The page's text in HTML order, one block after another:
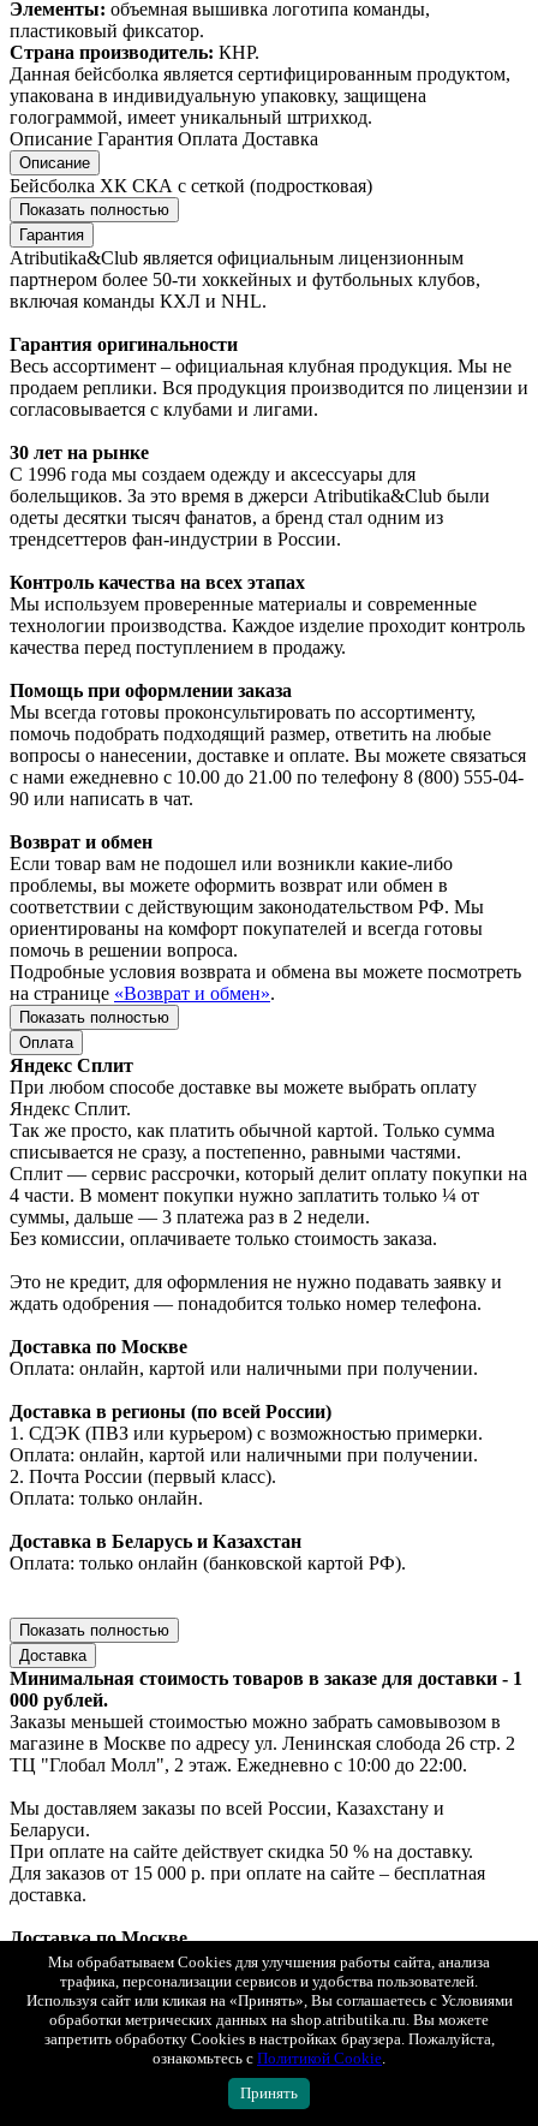
Элементы: объемная вышивка логотипа команды,
пластиковый фиксатор.
Страна производитель: КНР.
Данная бейсболка является сертифицированным продуктом,
упакована в индивидуальную упаковку, защищена
голограммой, имеет уникальный штрихкод.
Описание Гарантия Оплата Доставка
Описание
Бейсболка ХК СКА с сеткой (подростковая)
Показать полностью
Гарантия
Atributika&Club является официальным лицензионным
партнером более 50-ти хоккейных и футбольных клубов,
включая команды КХЛ и NHL.
Гарантия оригинальности
Весь ассортимент – официальная клубная продукция. Мы не
продаем реплики. Вся продукция производится по лицензии и
согласовывается с клубами и лигами.
30 лет на рынке
С 1996 года мы создаем одежду и аксессуары для
болельщиков. За это время в джерси Atributika&Club были
одеты десятки тысяч фанатов, а бренд стал одним из
трендсеттеров фан-индустрии в России.
Контроль качества на всех этапах
Мы используем проверенные материалы и современные
технологии производства. Каждое изделие проходит контроль
качества перед поступлением в продажу.
Помощь при оформлении заказа
Мы всегда готовы проконсультировать по ассортименту,
помочь подобрать подходящий размер, ответить на любые
вопросы о нанесении, доставке и оплате. Вы можете связаться
с нами ежедневно с 10.00 до 21.00 по телефону 8 (800) 555-04-
90 или написать в чат.
Возврат и обмен
Если товар вам не подошел или возникли какие-либо
проблемы, вы можете оформить возврат или обмен в
соответствии с действующим законодательством РФ. Мы
ориентированы на комфорт покупателей и всегда готовы
помочь в решении вопроса.
Подробные условия возврата и обмена вы можете посмотреть
на странице «Возврат и обмен».
Показать полностью
Оплата
Яндекс Сплит
При любом способе доставке вы можете выбрать оплату
Яндекс Сплит.
Так же просто, как платить обычной картой. Только сумма
списывается не сразу, а постепенно, равными частями.
Сплит — сервис рассрочки, который делит оплату покупки на
4 части. В момент покупки нужно заплатить только ¼ от
суммы, дальше — 3 платежа раз в 2 недели.
Без комиссии, оплачиваете только стоимость заказа.
Это не кредит, для оформления не нужно подавать заявку и
ждать одобрения — понадобится только номер телефона.
Доставка по Москве
Оплата: онлайн, картой или наличными при получении.
Доставка в регионы (по всей России)
1. СДЭК (ПВЗ или курьером) с возможностью примерки.
Оплата: онлайн, картой или наличными при получении.
2. Почта России (первый класс).
Оплата: только онлайн.
Доставка в Беларусь и Казахстан
Оплата: только онлайн (банковской картой РФ).
Показать полностью
Доставка
Минимальная стоимость товаров в заказе для доставки - 1
000 рублей.
Заказы меньшей стоимостью можно забрать самовывозом в
магазине в Москве по адресу ул. Ленинская слобода 26 стр. 2
ТЦ "Глобал Молл", 2 этаж. Ежедневно с 10:00 до 22:00.
Мы доставляем заказы по всей России, Казахстану и
Беларуси.
При оплате на сайте действует скидка 50 % на доставку.
Для заказов от 15 000 р. при оплате на сайте – бесплатная
доставка.
Доставка по Москве
1. Самовывоз — ул. Ленинская слобода, 26, стр. 2, ТЦ «Глобал
Молл», 2 этаж (ежедневно с 10:00 до 22:00).
Если товар есть в наличии — выдача за 30 минут, если под
заказ — до 2х рабочих дней.
Бесплатно. Возможна примерка.
Оплата: онлайн, картой или наличными при получении.
2. Курьерская доставка «Интеграл» с возможностью
Мы обрабатываем Cookies для улучшения работы сайта, анализа
трафика, персонализации сервисов и удобства пользователей.
Используя сайт или кликая на «Принять», Вы соглашаетесь с Условиями
обработки метрических данных на shop.atributika.ru. Вы можете
запретить обработку Cookies в настройках браузера. Пожалуйста,
ознакомьтесь с Политикой Cookie.
Принять